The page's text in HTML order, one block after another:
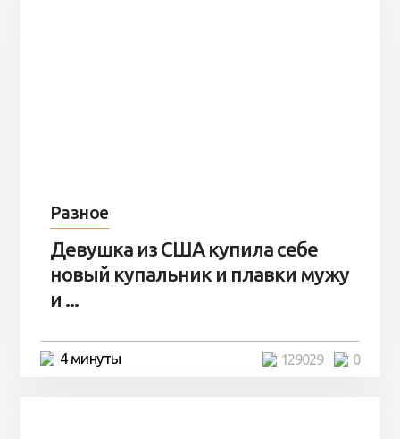
Разное
Девушка из США купила себе
новый купальник и плавки мужу
и ...
4 минуты 0
129029